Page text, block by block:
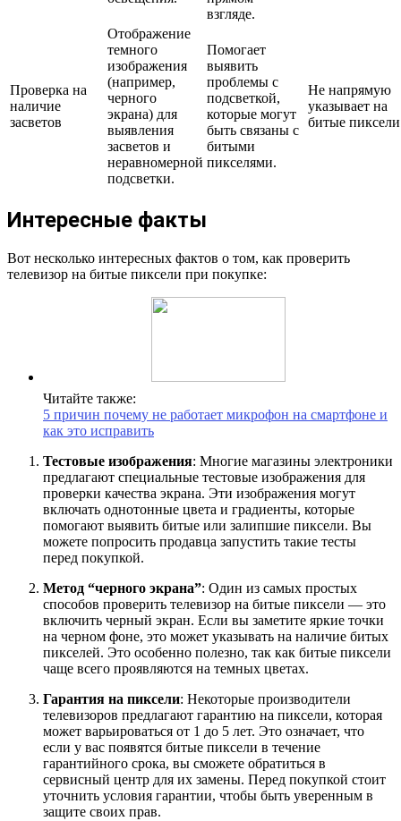
взгляде.
Проверка на
наличие
засветов
Отображение
темного
изображения
(например,
черного
экрана) для
выявления
засветов и
неравномерной
подсветки.
Помогает
выявить
проблемы с
подсветкой,
которые могут
быть связаны с
битыми
пикселями.
Не напрямую
указывает на
битые
Интересные факты
Вот несколько интересных фактов о том, как проверить
телевизор на битые пиксели при покупке:
Читайте также:
5 причин почему не работает микрофон на смартфоне и
как это исправить
Тестовые изображения: Многие магазины электроники
предлагают специальные тестовые изображения для
проверки качества экрана. Эти изображения могут
включать однотонные цвета и градиенты, которые
помогают выявить битые или залипшие пиксели. Вы
можете попросить продавца запустить такие тесты
перед покупкой.
Метод “черного экрана”: Один из самых простых
способов проверить телевизор на битые пиксели — это
включить черный экран. Если вы заметите яркие точки
на черном фоне, это может указывать на наличие битых
пикселей. Это особенно полезно, так как битые пиксели
чаще всего проявляются на темных цветах.
Гарантия на пиксели: Некоторые производители
телевизоров предлагают гарантию на пиксели, которая
может варьироваться от 1 до 5 лет. Это означает, что
если у вас появятся битые пиксели в течение
гарантийного срока, вы сможете обратиться в
сервисный центр для их замены. Перед покупкой стоит
уточнить условия гарантии, чтобы быть уверенным в
защите своих прав.